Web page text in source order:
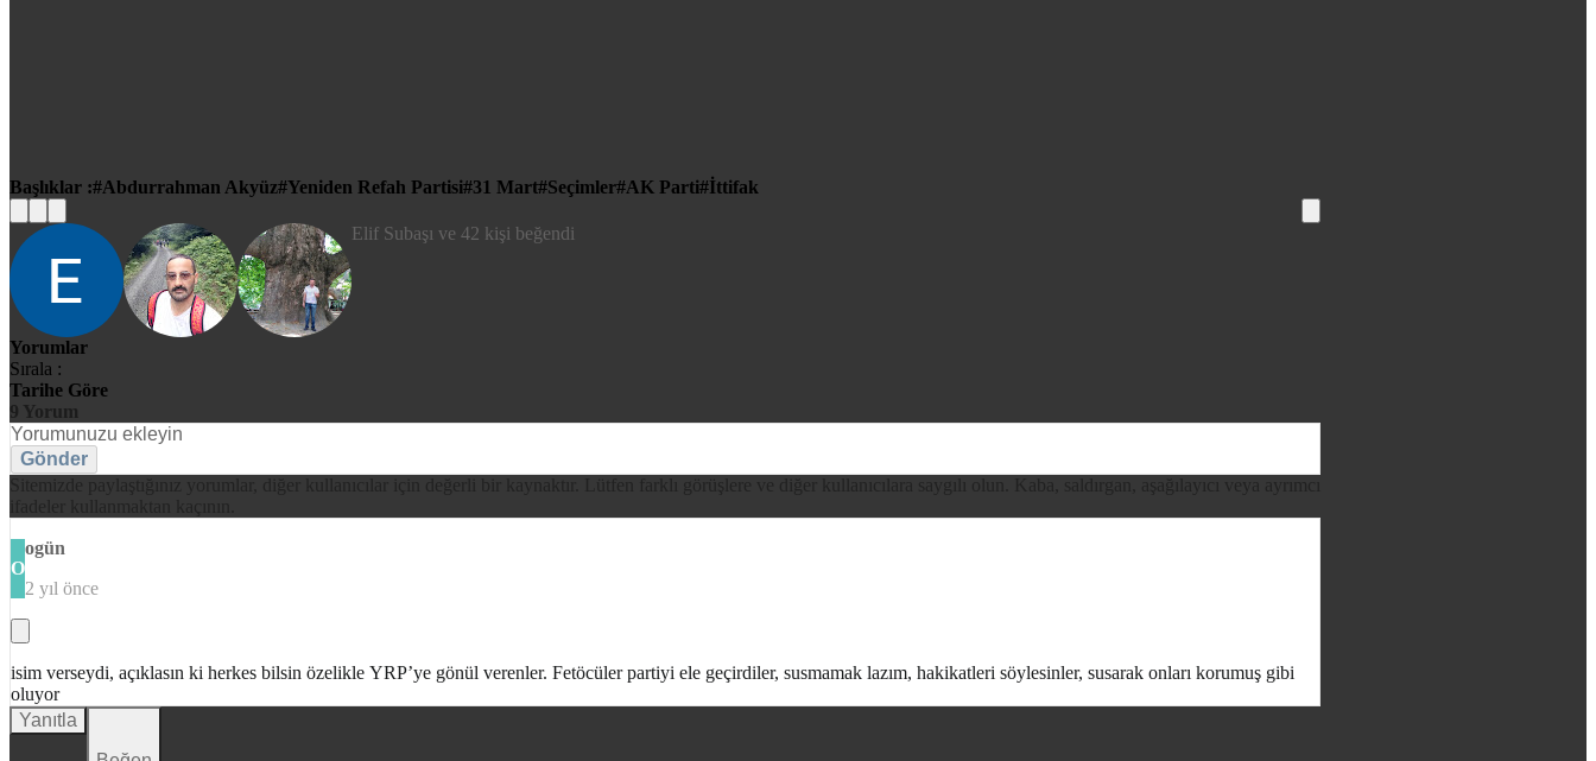
Başlıklar : Abdurrahman Akyüz Yeniden Refah Partisi 31 Mart Seçimler AK Parti İttifak
Elif Subaşı ve 42 kişi beğendi
Yorumlar
Sırala :
Tarihe Göre
9 Yorum
Gönder
O
ogün
2 yıl önce
isim verseydi, açıklasın ki herkes bilsin özelikle YRP’ye gönül verenler. Fetöcüler partiyi ele geçirdiler, susmamak lazım, hakikatleri söylesinler, susarak onları korumuş gibi
oluyor
Yanıtla